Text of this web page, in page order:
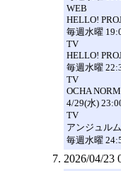
WEB
HELLO!
毎週水曜
TV
HELLO!
毎週水曜
TV
OCHA
4/29(水)
TV
アンジュルム
毎週水曜
2026/04/23